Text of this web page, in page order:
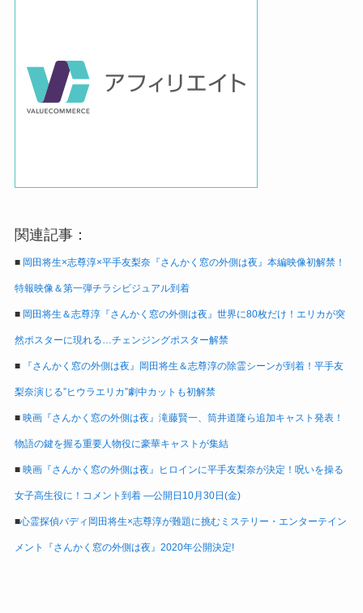
関連記事：
■ 岡田将生×志尊淳×平手友梨奈『さんかく窓の外側は夜』本編映像初解禁！
特報映像＆第一弾チラシビジュアル到着
■ 岡田将生＆志尊淳『さんかく窓の外側は夜』世界に80枚だけ！エリカが突
然ポスターに現れる…チェンジングポスター解禁
■ 『さんかく窓の外側は夜』岡田将生＆志尊淳の除霊シーンが到着！平手友
梨奈演じる”ヒウラエリカ”劇中カットも初解禁
■ 映画『さんかく窓の外側は夜』滝藤賢一、筒井道隆ら追加キャスト発表！
物語の鍵を握る重要人物役に豪華キャストが集結
■ 映画『さんかく窓の外側は夜』ヒロインに平手友梨奈が決定！呪いを操る
女子高生役に！コメント到着 ―公開日10月30日(金)
■心霊探偵バディ岡田将生×志尊淳が難題に挑むミステリー・エンターテイン
メント『さんかく窓の外側は夜』2020年公開決定!